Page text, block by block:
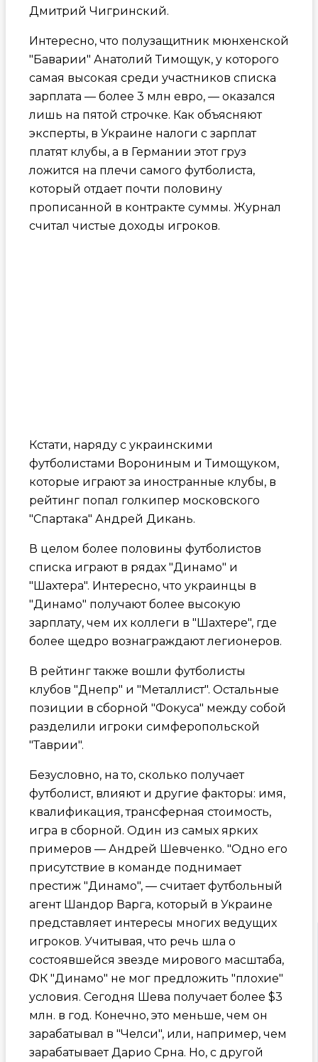
Дмитрий Чигринский.
Интересно, что полузащитник мюнхенской
"Баварии" Анатолий Тимощук, у которого
самая высокая среди участников списка
зарплата — более 3 млн евро, — оказался
лишь на пятой строчке. Как объясняют
эксперты, в Украине налоги с зарплат
платят клубы, а в Германии этот груз
ложится на плечи самого футболиста,
который отдает почти половину
прописанной в контракте суммы. Журнал
считал чистые доходы игроков.
Кстати, наряду с украинскими
футболистами Ворониным и Тимощуком,
которые играют за иностранные клубы, в
рейтинг попал голкипер московского
"Спартака" Андрей Дикань.
В целом более половины футболистов
списка играют в рядах "Динамо" и
"Шахтера". Интересно, что украинцы в
"Динамо" получают более высокую
зарплату, чем их коллеги в "Шахтере", где
более щедро вознаграждают легионеров.
В рейтинг также вошли футболисты
клубов "Днепр" и "Металлист". Остальные
позиции в сборной "Фокуса" между собой
разделили игроки симферопольской
"Таврии".
Безусловно, на то, сколько получает
футболист, влияют и другие факторы: имя,
квалификация, трансферная стоимость,
игра в сборной. Один из самых ярких
примеров — Андрей Шевченко. "Одно его
присутствие в команде поднимает
престиж "Динамо", — считает футбольный
агент Шандор Варга, который в Украине
представляет интересы многих ведущих
игроков. Учитывая, что речь шла о
состоявшейся звезде мирового масштаба,
ФК "Динамо" не мог предложить "плохие"
условия. Сегодня Шева получает более $3
млн. в год. Конечно, это меньше, чем он
зарабатывал в "Челси", или, например, чем
зарабатывает Дарио Срна. Но, с другой